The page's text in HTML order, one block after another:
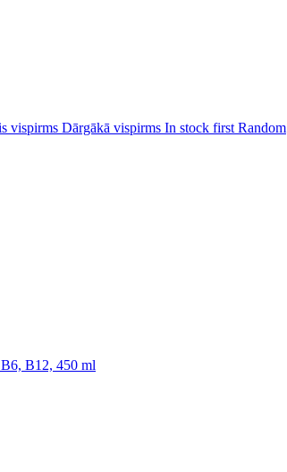
vispirms Dārgākā vispirms In stock first Random
B12, 450 ml